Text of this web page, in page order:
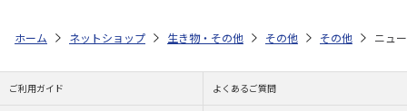
ホーム ネットショップ 生き物・その他 その他 その他 ニュ
ご利用ガイド よくあるご質問